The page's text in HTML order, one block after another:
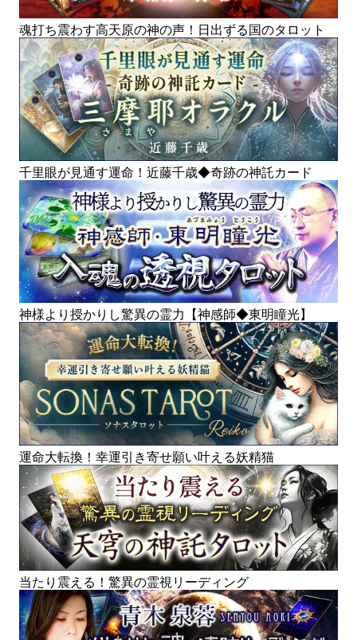
魂打ち震わす高天原の神の声！日出ずる国のタロット
千里眼が見通す運命！近藤千歳◆奇跡の神託カード
神様より授かりし驚異の霊力【神感師◆東明瞳光】
運命大転換！幸運引き寄せ願い叶える妖精猫
当たり震える！驚異の霊視リーディング